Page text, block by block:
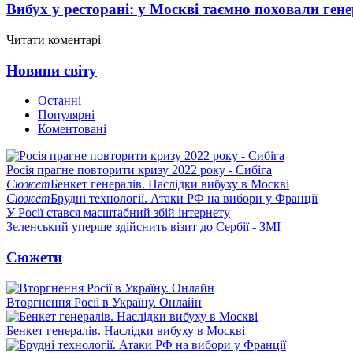
Вибух у ресторані: у Москві таємно поховали
Читати коментарі
Новини світу
Останні
Популярні
Коментовані
Росія прагне повторити кризу 2022 року - Сибіга
СюжетБенкет генералів. Наслідки вибуху в Москві
СюжетБрудні технології. Атаки РФ на вибори у Франції
У Росії стався масштабний збій інтернету
Зеленський уперше здійснить візит до Сербії - ЗМІ
Сюжети
Вторгнення Росії в Україну. Онлайн
Бенкет генералів. Наслідки вибуху в Москві